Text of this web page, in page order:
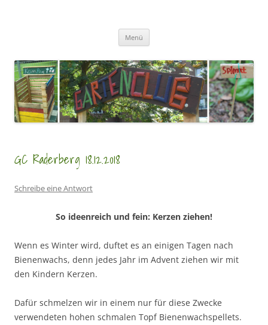
Menü
GC Raderberg 18.12.2018
Schreibe eine Antwort
So ideenreich und fein: Kerzen ziehen!
Wenn es Winter wird, duftet es an einigen Tagen nach
Bienenwachs, denn jedes Jahr im Advent ziehen wir mit
den Kindern Kerzen.
Dafür schmelzen wir in einem nur für diese Zwecke
verwendeten hohen schmalen Topf Bienenwachspellets.